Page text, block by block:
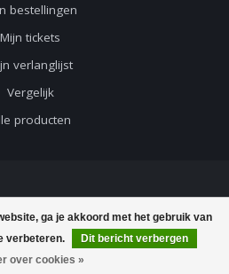
ga je akkoord met het gebruik van
verbeteren.
Dit bericht verbergen
over cookies »
bestellingen
Mijn tickets
verlanglijst
Vergelijk
producten
- Powered byLightspeed-Lightspeed
byDyvelopment